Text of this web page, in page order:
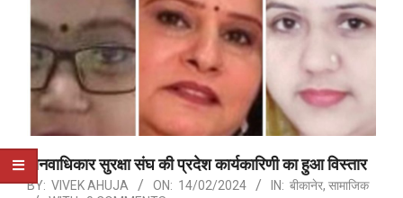
मानवाधिकार सुरक्षा संघ की प्रदेश कार्यकारिणी का हुआ विस्तार
BY: VIVEK AHUJA ON: 14/02/2024 IN: बीकानेर, सामाजिक